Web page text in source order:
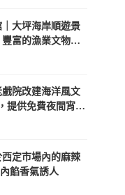
大坪海岸順遊景
富的漁業文物，
院改建海洋風文
提供免費夜間宵
定市場內的麻辣
餡香氣誘人